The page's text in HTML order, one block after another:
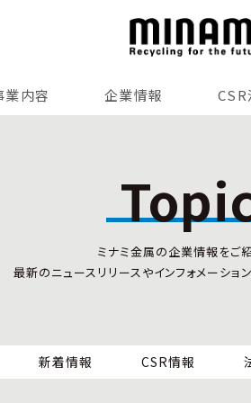
業内容 企業情報
ミナミ金属の企業情報をご紹
最新のニュースリリースやインフォメーショ
新着情報 CSR情報